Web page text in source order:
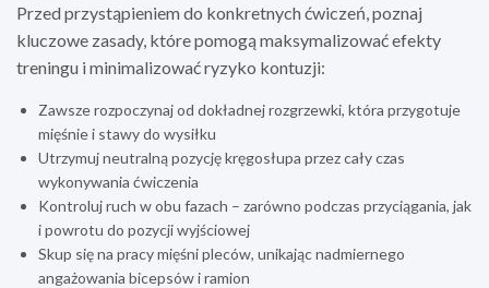
Przed przystąpieniem do konkretnych ćwiczeń, poznaj
kluczowe zasady, które pomogą maksymalizować efekty
treningu i minimalizować ryzyko kontuzji:
Zawsze rozpoczynaj od dokładnej rozgrzewki, która przygotuje
mięśnie i stawy do wysiłku
Utrzymuj neutralną pozycję kręgosłupa przez cały czas
wykonywania ćwiczenia
Kontroluj ruch w obu fazach – zarówno podczas przyciągania, jak
i powrotu do pozycji wyjściowej
Skup się na pracy mięśni pleców, unikając nadmiernego
angażowania bicepsów i ramion